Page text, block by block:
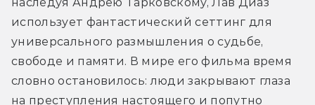
наследуя Андрею Тарковскому, Лав Диаз
использует фантастический сеттинг для
универсального размышления о судьбе,
свободе и памяти. В мире его фильма время
словно остановилось: люди закрывают глаза
на преступления настоящего и попутно